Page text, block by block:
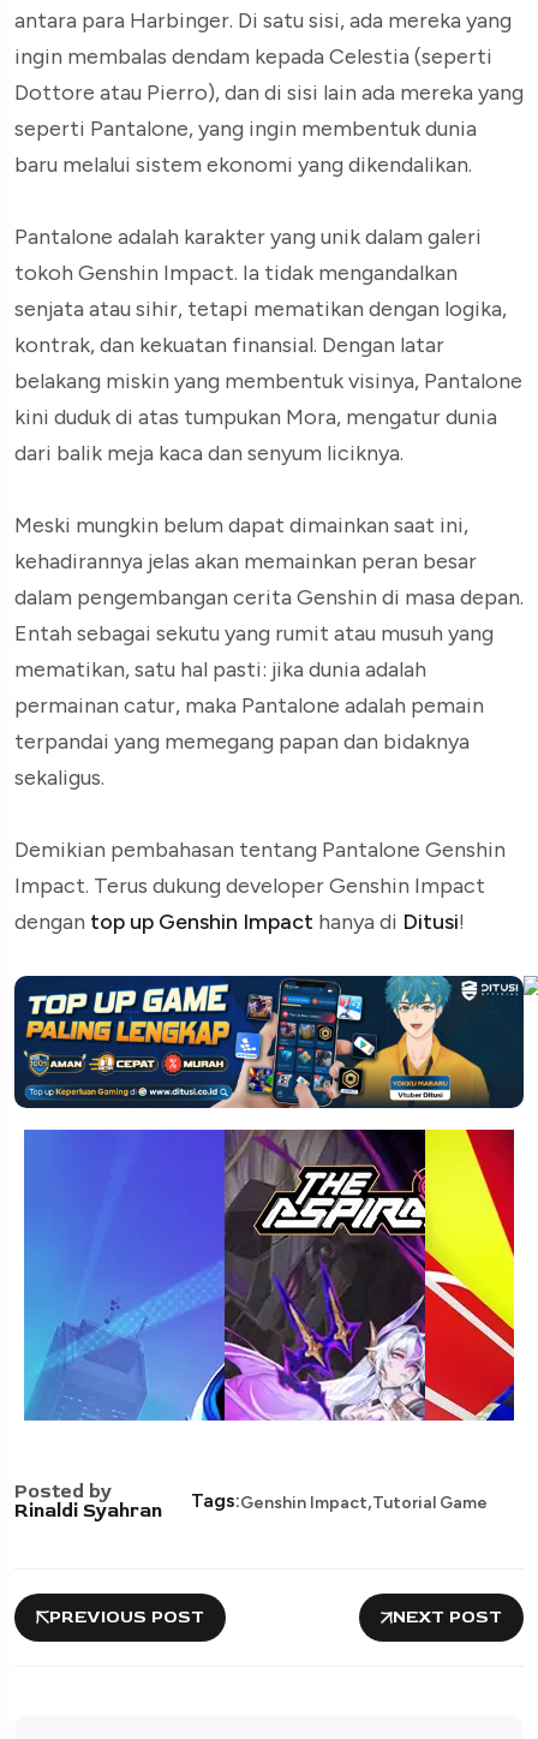
antara para Harbinger. Di satu sisi, ada mereka yang
ingin membalas dendam kepada Celestia (seperti
Dottore atau Pierro), dan di sisi lain ada mereka yang
seperti Pantalone, yang ingin membentuk dunia
baru melalui sistem ekonomi yang dikendalikan.
Pantalone adalah karakter yang unik dalam galeri
tokoh Genshin Impact. Ia tidak mengandalkan
senjata atau sihir, tetapi mematikan dengan logika,
kontrak, dan kekuatan finansial. Dengan latar
belakang miskin yang membentuk visinya, Pantalone
kini duduk di atas tumpukan Mora, mengatur dunia
dari balik meja kaca dan senyum liciknya.
Meski mungkin belum dapat dimainkan saat ini,
kehadirannya jelas akan memainkan peran besar
dalam pengembangan cerita Genshin di masa depan.
Entah sebagai sekutu yang rumit atau musuh yang
mematikan, satu hal pasti: jika dunia adalah
permainan catur, maka Pantalone adalah pemain
terpandai yang memegang papan dan bidaknya
sekaligus.
Demikian pembahasan tentang Pantalone Genshin
Impact. Terus dukung developer Genshin Impact
dengan top up Genshin Impact hanya di Ditusi!
Posted by
Rinaldi Syahran
Tags:Genshin Impact,Tutorial Game
PREVIOUS POST NEXT POST